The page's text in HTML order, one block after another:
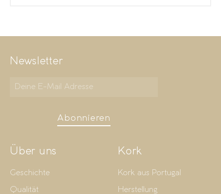
Newsletter
Abonnieren
Über uns
Geschichte
Qualität
Kork
Kork aus Portugal
Herstellung